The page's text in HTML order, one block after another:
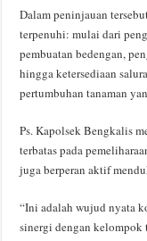
Dalam peninjauan
terpenuhi: mulai dari
pembuatan bedengan,
hingga ketersediaan
pertumbuhan tanaman
Ps. Kapolsek Bengkalis
terbatas pada
juga berperan aktif
“Ini adalah wujud nyata
sinergi dengan kelompok